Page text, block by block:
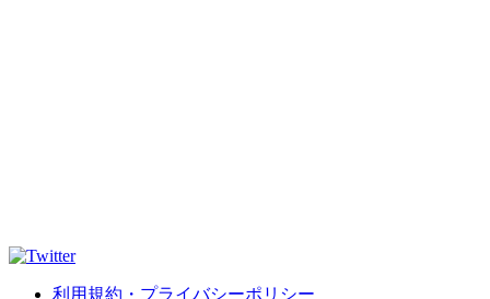
利用規約・プライバシーポリシー